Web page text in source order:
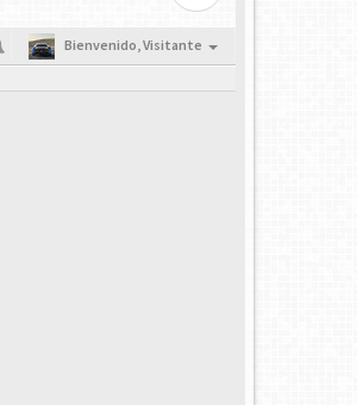
Bienvenido,Visitante